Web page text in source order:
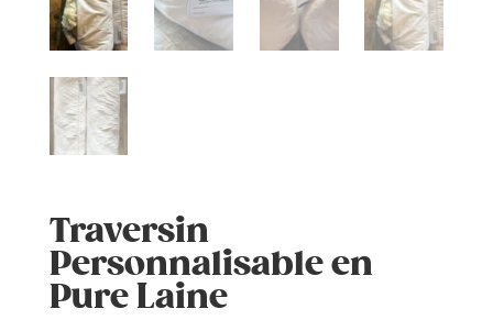
Traversin
Personnalisable en
Pure Laine